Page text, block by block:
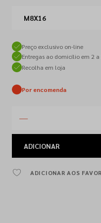
M8X16
Preço exclusivo on-line
Entregas ao domicílio em 2 a
Recolha em loja
Por encomenda
ADICIONAR
ADICIONAR AOS